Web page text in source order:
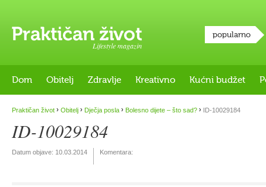
Lifestyle magazin
popularno
Dom Obitelj Zdravlje Kreativno Kućni budžet
Praktičan život › Obitelj › Dječja posla › Bolesno dijete – što sad? › ID-10029184
ID-10029184
Datum objave: 10.03.2014 Komentara: